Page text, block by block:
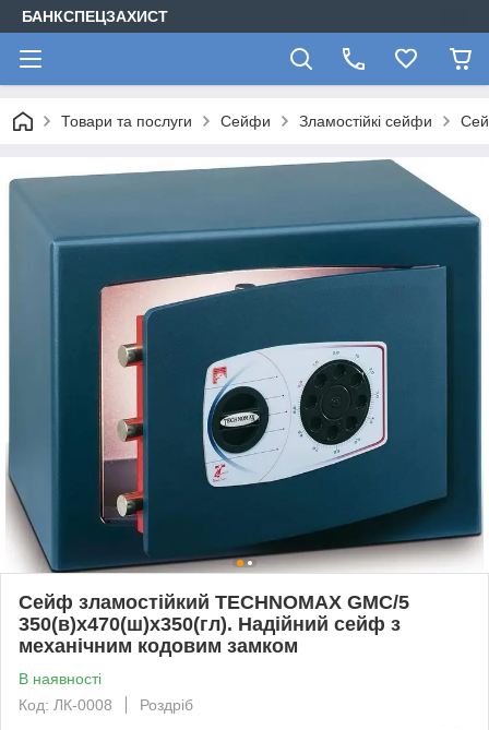
БАНКСПЕЦЗАХИСТ
Товари та послуги Сейфи Зламостійкі сейфи
Сейф зламостійкий TECHNOMAX GMC/5
350(в)х470(ш)х350(гл). Надійний сейф з
механічним кодовим замком
В наявності
Код: ЛК-0008
Роздріб